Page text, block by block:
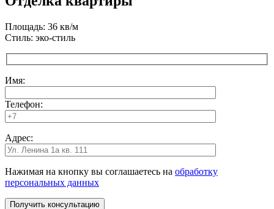
Площадь: 36 кв/м
Стиль: эко-стиль
Имя:
Телефон:
Адрес:
Нажимая на кнопку вы соглашаетесь на обработку
персональных данных